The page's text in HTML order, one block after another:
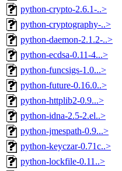
python-crypto-2.6.1-..>
python-cryptography-..>
python-daemon-2.1.2-..>
python-ecdsa-0.11-4...>
python-funcsigs-1.0...>
python-future-0.16.0..>
python-httplib2-0.9...>
python-idna-2.5-2.el..>
python-jmespath-0.9...>
python-keyczar-0.71c..>
python-lockfile-0.11..>